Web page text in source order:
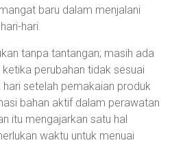
baru dalam menjalani
hari.
tanpa tantangan; masih ada
perubahan tidak sesuai
setelah pemakaian produk
bahan aktif dalam perawatan
itu mengajarkan satu hal
waktu untuk menuai